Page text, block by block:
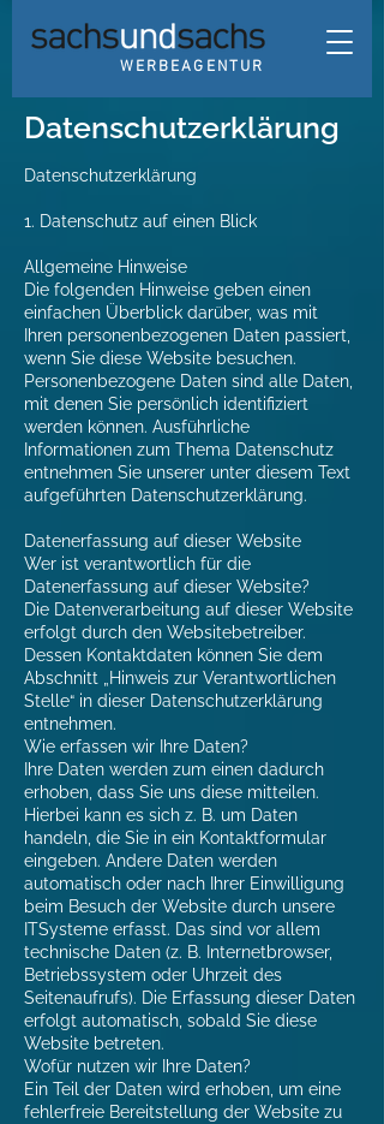
WERBEAGENTUR
Datenschutzerklärung
Datenschutzerklärung
1. Datenschutz auf einen Blick
Allgemeine Hinweise
Die folgenden Hinweise geben einen
einfachen Überblick darüber, was mit
Ihren personenbezogenen Daten passiert,
wenn Sie diese Website besuchen.
Personenbezogene Daten sind alle Daten,
mit denen Sie persönlich identifiziert
werden können. Ausführliche
Informationen zum Thema Datenschutz
entnehmen Sie unserer unter diesem Text
aufgeführten Datenschutzerklärung.
Datenerfassung auf dieser Website
Wer ist verantwortlich für die
Datenerfassung auf dieser Website?
Die Datenverarbeitung auf dieser Website
erfolgt durch den Websitebetreiber.
Dessen Kontaktdaten können Sie dem
Abschnitt „Hinweis zur Verantwortlichen
Stelle“ in dieser Datenschutzerklärung
entnehmen.
Wie erfassen wir Ihre Daten?
Ihre Daten werden zum einen dadurch
erhoben, dass Sie uns diese mitteilen.
Hierbei kann es sich z. B. um Daten
handeln, die Sie in ein Kontaktformular
eingeben. Andere Daten werden
automatisch oder nach Ihrer Einwilligung
beim Besuch der Website durch unsere
ITSysteme erfasst. Das sind vor allem
technische Daten (z. B. Internetbrowser,
Betriebssystem oder Uhrzeit des
Seitenaufrufs). Die Erfassung dieser Daten
erfolgt automatisch, sobald Sie diese
Website betreten.
Wofür nutzen wir Ihre Daten?
Ein Teil der Daten wird erhoben, um eine
fehlerfreie Bereitstellung der Website zu